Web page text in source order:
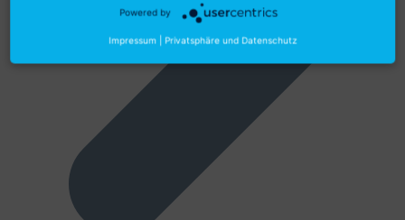
Powered by
Impressum Privatsphäre und Datenschutz